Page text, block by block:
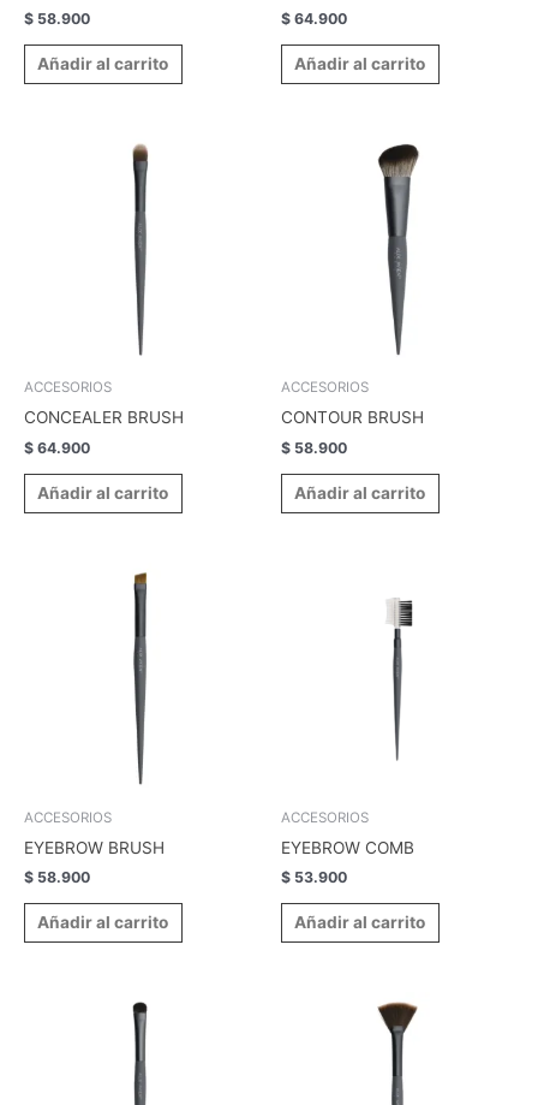
$ 58.900
Añadir al carrito
$ 64.900
Añadir al carrito
ACCESORIOS
CONCEALER BRUSH
$ 64.900
Añadir al carrito
ACCESORIOS
CONTOUR BRUSH
$ 58.900
Añadir al carrito
ACCESORIOS
EYEBROW BRUSH
$ 58.900
Añadir al carrito
ACCESORIOS
EYEBROW COMB
$ 53.900
Añadir al carrito